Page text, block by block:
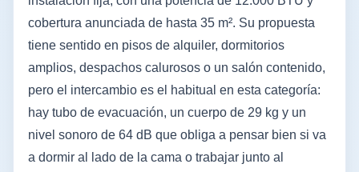
cobertura anunciada de hasta 35 m². Su propuesta
tiene sentido en pisos de alquiler, dormitorios
amplios, despachos calurosos o un salón contenido,
pero el intercambio es el habitual en esta categoría:
hay tubo de evacuación, un cuerpo de 29 kg y un
nivel sonoro de 64 dB que obliga a pensar bien si va
a dormir al lado de la cama o trabajar junto al